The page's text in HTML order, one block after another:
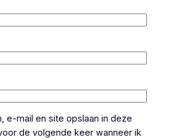
e-mail en site opslaan in deze
de volgende keer wanneer ik